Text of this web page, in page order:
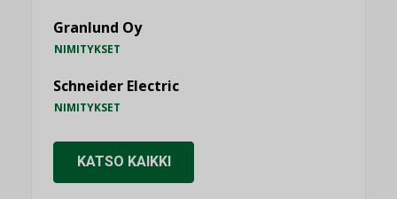
Granlund Oy
NIMITYKSET
Schneider Electric
NIMITYKSET
KATSO KAIKKI